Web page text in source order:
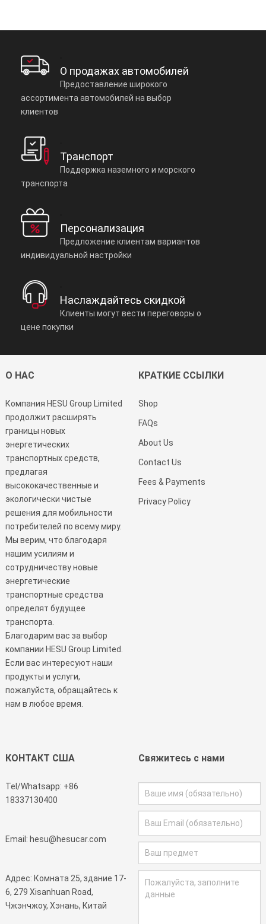
О продажах автомобилей
Предоставление широкого
ассортимента автомобилей на выбор
клиентов
Транспорт
Поддержка наземного и морского
транспорта
Персонализация
Предложение клиентам вариантов
индивидуальной настройки
Наслаждайтесь скидкой
Клиенты могут вести переговоры о
цене покупки
О НАС
Компания HESU Group Limited
продолжит расширять
границы новых
энергетических
транспортных средств,
предлагая
высококачественные и
экологически чистые
решения для мобильности
потребителей по всему миру.
Мы верим, что благодаря
нашим усилиям и
сотрудничеству новые
энергетические
транспортные средства
определят будущее
транспорта.
Благодарим вас за выбор
компании HESU Group Limited.
Если вас интересуют наши
продукты и услуги,
пожалуйста, обращайтесь к
нам в любое время.
КРАТКИЕ ССЫЛКИ
Shop
FAQs
About Us
Contact Us
Fees & Payments
Privacy Policy
КОНТАКТ США
Tel/Whatsapp: +86
18337130400
Email: hesu@hesucar.com
Адрес: Комната 25, здание 17-
6, 279 Xisanhuan Road,
Чжэнчжоу, Хэнань, Китай
Свяжитесь с нами